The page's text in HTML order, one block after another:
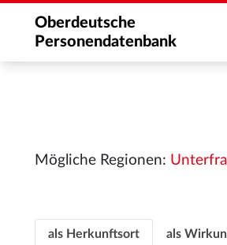
Oberdeutsche
Personendatenbank
Mögliche Regionen:
als Herkunftsort als